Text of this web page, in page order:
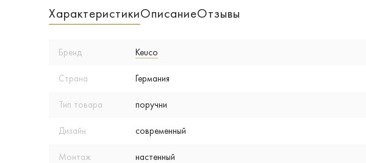
ХарактеристикиОписаниеОтзывы
Бренд Keuco
Страна Германия
Тип товара поручни
Дизайн современный
Монтаж настенный